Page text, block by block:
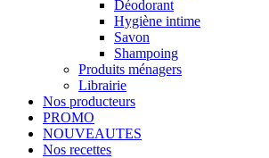
Déodorant
Hygiène intime
Savon
Shampoing
Produits ménagers
Librairie
Nos producteurs
PROMO
NOUVEAUTES
Nos recettes